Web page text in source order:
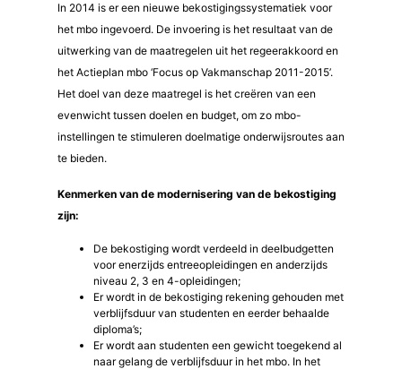
In 2014 is er een nieuwe bekostigingssystematiek voor
het mbo ingevoerd. De invoering is het resultaat van de
uitwerking van de maatregelen uit het regeerakkoord en
het Actieplan mbo ‘Focus op Vakmanschap 2011-2015’.
Het doel van deze maatregel is het creëren van een
evenwicht tussen doelen en budget, om zo mbo-
instellingen te stimuleren doelmatige onderwijsroutes aan
te bieden.
Kenmerken van de modernisering van de bekostiging
zijn:
De bekostiging wordt verdeeld in deelbudgetten
voor enerzijds entreeopleidingen en anderzijds
niveau 2, 3 en 4-opleidingen;
Er wordt in de bekostiging rekening gehouden met
verblijfsduur van studenten en eerder behaalde
diploma’s;
Er wordt aan studenten een gewicht toegekend al
naar gelang de verblijfsduur in het mbo. In het